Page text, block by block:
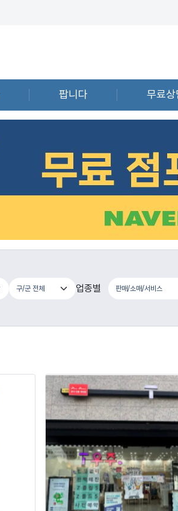
팝니다 무료상
업종별